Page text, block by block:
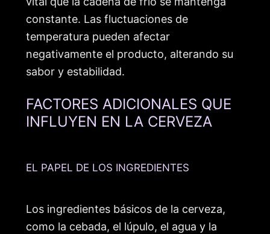
constante. Las fluctuaciones de
temperatura pueden afectar
negativamente el producto, alterando su
sabor y estabilidad.
FACTORES ADICIONALES QUE
INFLUYEN EN LA CERVEZA
EL PAPEL DE LOS INGREDIENTES
Los ingredientes básicos de la cerveza,
como la cebada, el lúpulo, el agua y la